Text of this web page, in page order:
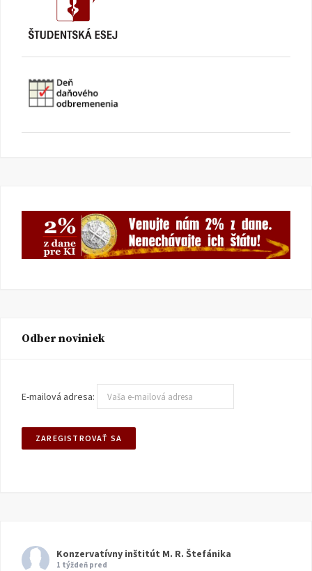
Odber noviniek
E-mailová adresa:
Konzervatívny inštitút M. R. Štefánika
1 týždeň pred